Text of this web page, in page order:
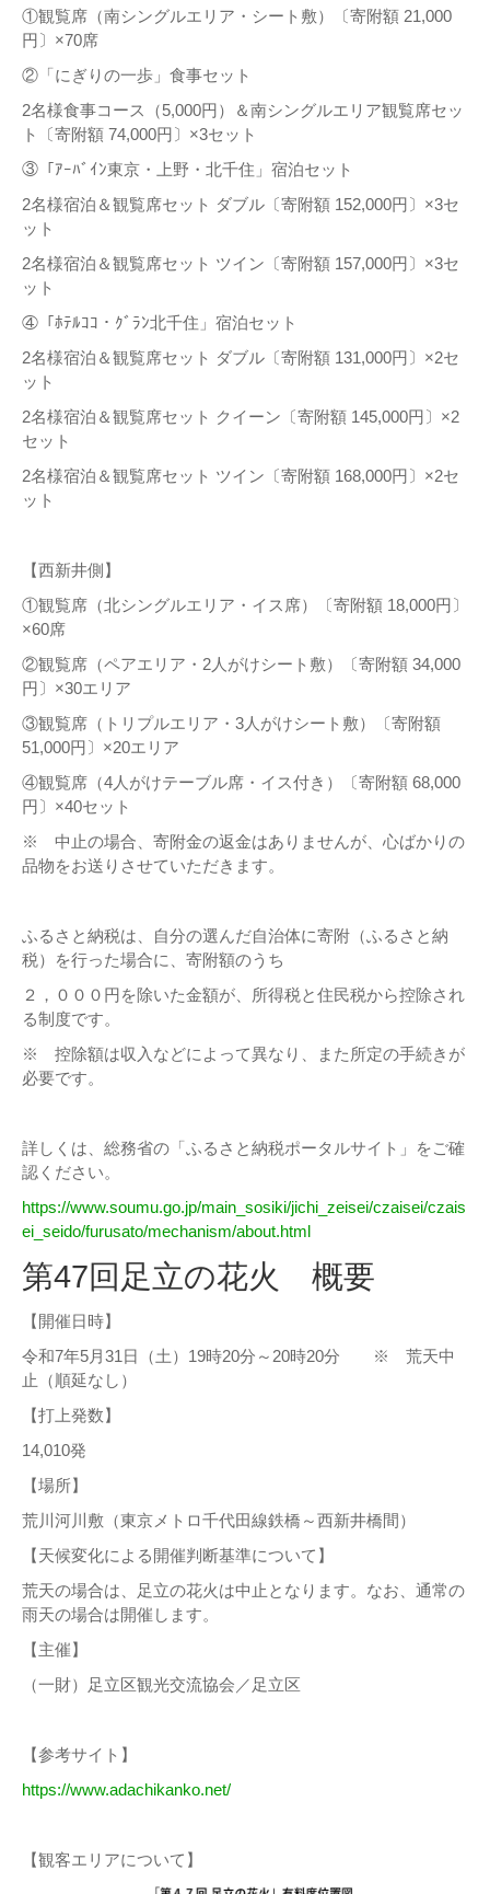
①観覧席（南シングルエリア・シート敷）〔寄附額 21,000
円〕×70席
②「にぎりの一歩」食事セット
2名様食事コース（5,000円）＆南シングルエリア観覧席セッ
ト〔寄附額 74,000円〕×3セット
③「ｱｰﾊﾞｲﾝ東京・上野・北千住」宿泊セット
2名様宿泊＆観覧席セット ダブル〔寄附額 152,000円〕×3セ
ット
2名様宿泊＆観覧席セット ツイン〔寄附額 157,000円〕×3セ
ット
④「ﾎﾃﾙｺｺ・ｸﾞﾗﾝ北千住」宿泊セット
2名様宿泊＆観覧席セット ダブル〔寄附額 131,000円〕×2セ
ット
2名様宿泊＆観覧席セット クイーン〔寄附額 145,000円〕×2
セット
2名様宿泊＆観覧席セット ツイン〔寄附額 168,000円〕×2セ
ット
【西新井側】
①観覧席（北シングルエリア・イス席）〔寄附額 18,000円〕
×60席
②観覧席（ペアエリア・2人がけシート敷）〔寄附額 34,000
円〕×30エリア
③観覧席（トリプルエリア・3人がけシート敷）〔寄附額
51,000円〕×20エリア
④観覧席（4人がけテーブル席・イス付き）〔寄附額 68,000
円〕×40セット
※ 中止の場合、寄附金の返金はありませんが、心ばかりの
品物をお送りさせていただきます。
ふるさと納税は、自分の選んだ自治体に寄附（ふるさと納
税）を行った場合に、寄附額のうち
２，０００円を除いた金額が、所得税と住民税から控除され
る制度です。
※ 控除額は収入などによって異なり、また所定の手続きが
必要です。
詳しくは、総務省の「ふるさと納税ポータルサイト」をご確
認ください。
https://www.soumu.go.jp/main_sosiki/jichi_zeisei/czaisei/czais
ei_seido/furusato/mechanism/about.html
第47回足立の花火 概要
【開催日時】
令和7年5月31日（土）19時20分～20時20分 ※ 荒天中
止（順延なし）
【打上発数】
14,010発
【場所】
荒川河川敷（東京メトロ千代田線鉄橋～西新井橋間）
【天候変化による開催判断基準について】
荒天の場合は、足立の花火は中止となります。なお、通常の
雨天の場合は開催します。
【主催】
（一財）足立区観光交流協会／足立区
【参考サイト】
https://www.adachikanko.net/
【観客エリアについて】